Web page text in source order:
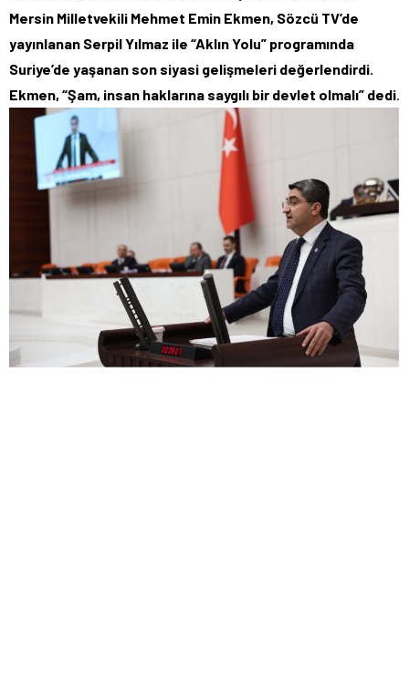
Mersin Milletvekili Mehmet Emin Ekmen, Sözcü TV’de
yayınlanan Serpil Yılmaz ile “Aklın Yolu” programında
Suriye’de yaşanan son siyasi gelişmeleri değerlendirdi.
Ekmen, “Şam, insan haklarına saygılı bir devlet olmalı” dedi